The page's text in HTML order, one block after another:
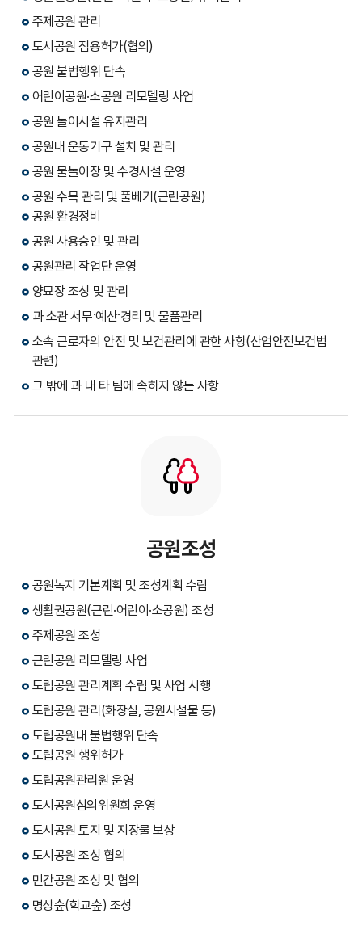
주제공원 관리
도시공원 점용허가(협의)
공원 불법행위 단속
어린이공원·소공원 리모델링 사업
공원 놀이시설 유지관리
공원내 운동기구 설치 및 관리
공원 물놀이장 및 수경시설 운영
공원 수목 관리 및 풀베기(근린공원)
공원 환경정비
공원 사용승인 및 관리
공원관리 작업단 운영
양묘장 조성 및 관리
과 소관 서무·예산·경리 및 물품관리
소속 근로자의 안전 및 보건관리에 관한 사항(산업안전보건법
관련)
그 밖에 과 내 타 팀에 속하지 않는 사항
공원조성
공원녹지 기본계획 및 조성계획 수립
생활권공원(근린·어린이·소공원) 조성
주제공원 조성
근린공원 리모델링 사업
도립공원 관리계획 수립 및 사업 시행
도립공원 관리(화장실, 공원시설물 등)
도립공원내 불법행위 단속
도립공원 행위허가
도립공원관리원 운영
도시공원심의위원회 운영
도시공원 토지 및 지장물 보상
도시공원 조성 협의
민간공원 조성 및 협의
명상숲(학교숲) 조성